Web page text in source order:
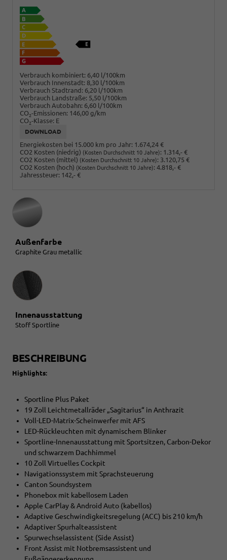
Verbrauch kombiniert: 6,40 l/100km
Verbrauch Innenstadt: 8,30 l/100km
Verbrauch Stadtrand: 6,20 l/100km
Verbrauch Landstraße: 5,50 l/100km
Verbrauch Autobahn: 6,60 l/100km
CO2-Emissionen: 146,00 g/km
CO2-Klasse: E
DOWNLOAD
Energiekosten bei 15.000 km pro Jahr: 1.674,24 €
CO2 Kosten (niedrig) (Kosten Durchschnitt 10 Jahre): 1.314,- €
CO2 Kosten (mittel) (Kosten Durchschnitt 10 Jahre): 3.120,75 €
CO2 Kosten (hoch) (Kosten Durchschnitt 10 Jahre): 4.818,- €
Jahressteuer: 142,- €
Außenfarbe
Graphite Grau metallic
Innenausstattung
Innenausstattung
Stoff Sportline
BESCHREIBUNG
Highlights:
Sportline Plus Paket
19 Zoll Leichtmetallräder „Sagitarius“ in Anthrazit
Voll-LED-Matrix-Scheinwerfer mit AFS
LED-Rückleuchten mit dynamischem Blinker
Sportline-Innenausstattung mit Sportsitzen, Carbon-Dekor
und schwarzem Dachhimmel
10 Zoll Virtuelles Cockpit
Navigationssystem mit Sprachsteuerung
Canton Soundsystem
Phonebox mit kabellosem Laden
Apple CarPlay & Android Auto (kabellos)
Adaptive Geschwindigkeitsregelung (ACC) bis 210 km/h
Adaptiver Spurhalteassistent
Spurwechselassistent (Side Assist)
Front Assist mit Notbremsassistent und